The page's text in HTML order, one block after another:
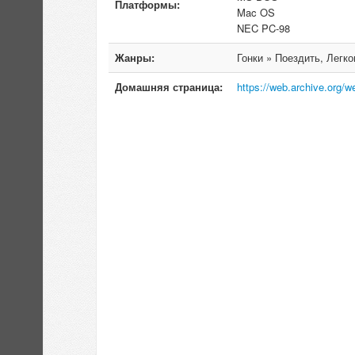
Платформы:
Mac OS
NEC PC-98
Жанры:
Гонки » Поездить,
Домашняя страница:
https://web.archive.org/